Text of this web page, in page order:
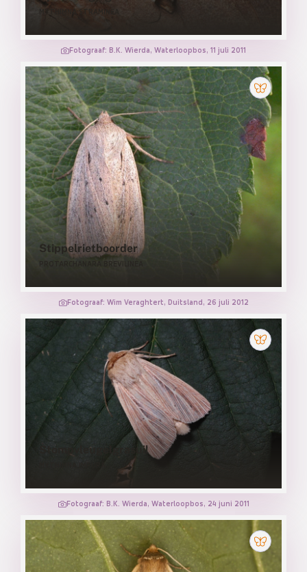
Fotograaf: B.K. Wierda, Waterloopbos, 11 juli 2011
Stippelrietboorder
PROTARCHANARA BREVILINEA
Fotograaf: Wim Veraghtert, Duitsland, 26 juli 2012
Stompvleugelgrasuil
Fotograaf: B.K. Wierda, Waterloopbos, 24 juni 2011